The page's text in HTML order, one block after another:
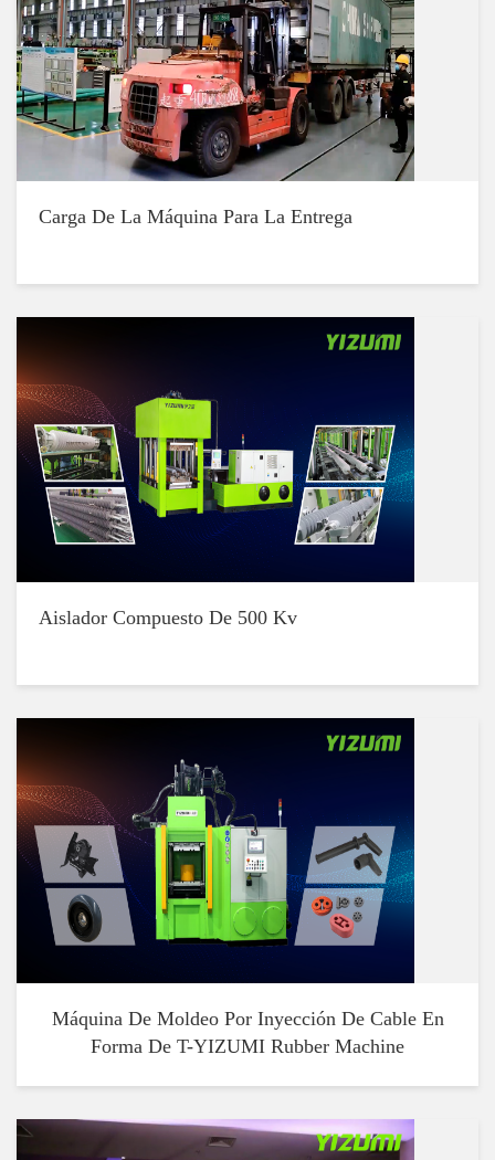
Carga De La Máquina Para La Entrega
Aislador Compuesto De 500 Kv
Máquina De Moldeo Por Inyección De Cable En
Forma De T-YIZUMI Rubber Machine